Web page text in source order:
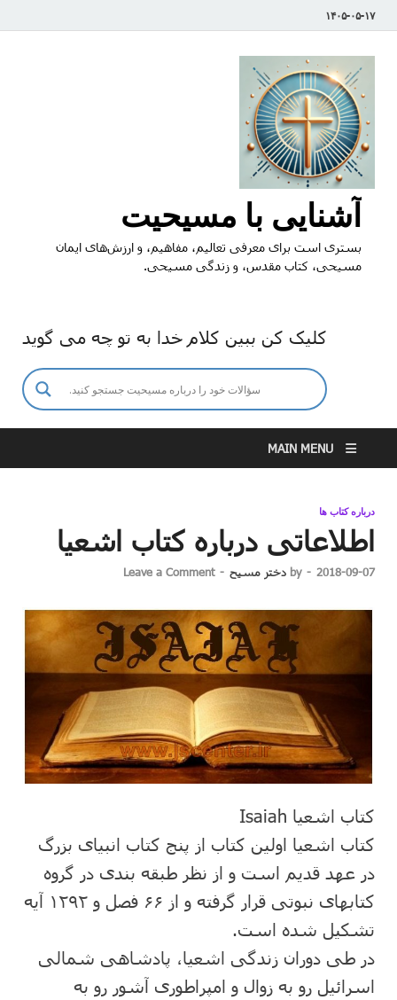
۱۴۰۵-۰۵-۱۷
آشنایی با مسیحیت
بستری است برای معرفی تعالیم، مفاهیم، و ارزش‌های ایمان
مسیحی، کتاب مقدس، و زندگی مسیحی.
کلیک کن ببین کلام خدا به تو چه می گوید
MAIN MENU
درباره کتاب ها
اطلاعاتی درباره کتاب اشعیا
2018-09-07
-
by دختر مسیح -
Leave a Comment
کتاب اشعیا Isaiah
کتاب اشعیا اولین کتاب از پنج کتاب انبیای بزرگ
در عهد قدیم است و از نظر طبقه بندی در گروه
کتابهای نبوتی قرار گرفته و از ۶۶ فصل و ۱۲۹۲ آیه
تشکیل شده است.
در طی دوران زندگی اشعیا، پادشاهی شمالی
اسرائیل رو به زوال و امپراطوری آشور رو به